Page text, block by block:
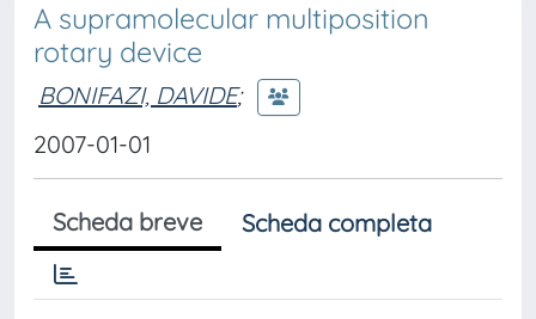
A supramolecular multiposition
rotary device
BONIFAZI, DAVIDE;
2007-01-01
Scheda breve Scheda completa